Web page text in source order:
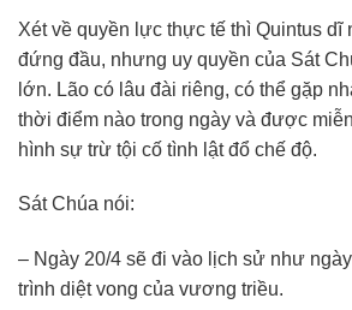
Xét về quyền lực thực tế thì Quintus dĩ
đứng đầu, nhưng uy quyền của Sát
lớn. Lão có lâu đài riêng, có thể gặp
thời điểm nào trong ngày và được
hình sự trừ tội cố tình lật đổ chế độ.
Sát Chúa nói:
– Ngày 20/4 sẽ đi vào lịch sử như
trình diệt vong của vương triều.